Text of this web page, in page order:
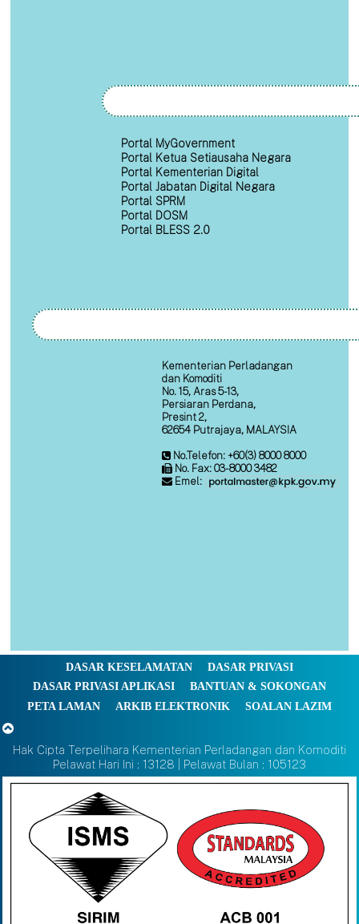
Portal MyGovernment
Portal Ketua Setiausaha Negara
Portal Kementerian Digital
Portal Jabatan Digital Negara
Portal SPRM
Portal DOSM
Portal BLESS 2.0
Kementerian Perladangan
dan Komoditi
No. 15, Aras 5-13,
Persiaran Perdana,
Presint 2,
62654 Putrajaya, MALAYSIA
No.Telefon: +60(3) 8000 8000
No. Fax: 03-8000 3482
Emel:
DASAR KESELAMATAN
DASAR PRIVASI
DASAR PRIVASI APLIKASI
BANTUAN & SOKONGAN
PETA LAMAN
ARKIB ELEKTRONIK SOALAN LAZIM
Hak Cipta Terpelihara Kementerian Perladangan dan Komoditi
Pelawat Hari Ini : 13128 | Pelawat Bulan : 105123